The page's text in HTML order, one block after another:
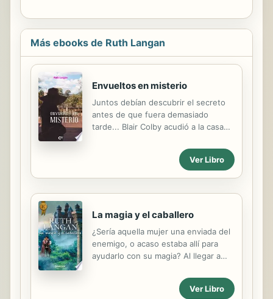
Más ebooks de Ruth Langan
Envueltos en misterio
Juntos debían descubrir el secreto
antes de que fuera demasiado
tarde... Blair Colby acudió a la casa
intención de pasar un nostálgico
verano en La Ensenada del Diablo.
intención de averiguarlo, así que
Brennan, la bella vecina que había
cuidado de la casa desde la muerte
de su tía. Después de un fracaso
prometido no volver a enamorarse,
Ver Libro
La magia y el caballero
¿Sería aquella mujer una enviada del
enemigo, o acaso estaba allí para
ayudarlo con su magia? Al llegar a
descubrió que su castillo había sido
pasto de las llamas; su padre y todos
Ver Libro